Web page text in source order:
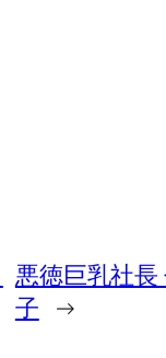
悪徳巨乳社
子 →